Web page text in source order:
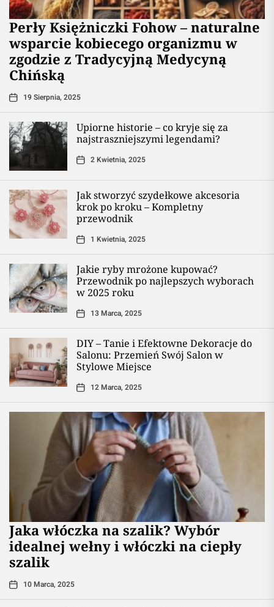
Perły Księżniczki Fohow – naturalne
wsparcie kobiecego organizmu w
zgodzie z Tradycyjną Medycyną
Chińską
19 Sierpnia, 2025
Upiorne historie – co kryje się za
najstraszniejszymi legendami?
2 Kwietnia, 2025
Jak stworzyć szydełkowe akcesoria
krok po kroku – Kompletny
przewodnik
1 Kwietnia, 2025
Jakie ryby mrożone kupować?
Przewodnik po najlepszych wyborach
w 2025 roku
13 Marca, 2025
DIY – Tanie i Efektowne Dekoracje do
Salonu: Przemień Swój Salon w
Stylowe Miejsce
12 Marca, 2025
Jaka włóczka na szalik? Wybór
idealnej wełny i włóczki na ciepły
szalik
10 Marca, 2025